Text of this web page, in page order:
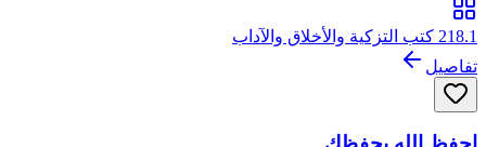
218.1 كتب التزكية والأخلاق والآداب
تفاصيل